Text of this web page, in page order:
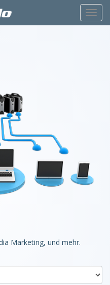
Marketing, und mehr.